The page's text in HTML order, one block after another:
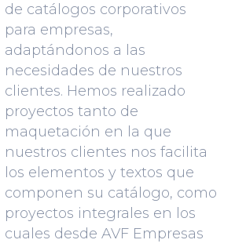
de catálogos corporativos
para empresas,
adaptándonos a las
necesidades de nuestros
clientes. Hemos realizado
proyectos tanto de
maquetación en la que
nuestros clientes nos facilita
los elementos y textos que
componen su catálogo, como
proyectos integrales en los
cuales desde AVF Empresas